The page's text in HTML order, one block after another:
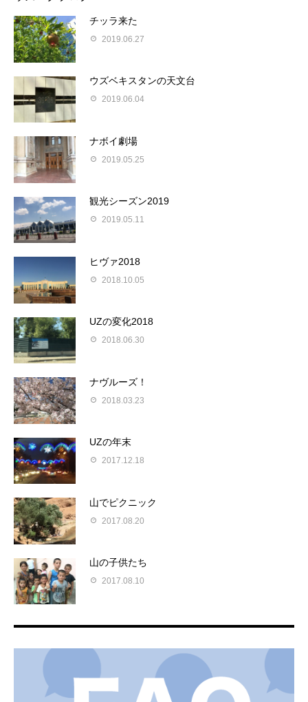
チッラ来た
2019.06.27
ウズベキスタンの天文台
2019.06.04
ナボイ劇場
2019.05.25
観光シーズン2019
2019.05.11
ヒヴァ2018
2018.10.05
UZの変化2018
2018.06.30
ナヴルーズ！
2018.03.23
UZの年末
2017.12.18
山でピクニック
2017.08.20
山の子供たち
2017.08.10